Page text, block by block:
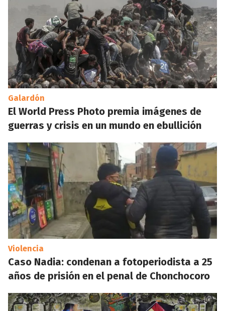
Galardón
El World Press Photo premia imágenes de
guerras y crisis en un mundo en ebullición
Violencia
Caso Nadia: condenan a fotoperiodista a 25
años de prisión en el penal de Chonchocoro